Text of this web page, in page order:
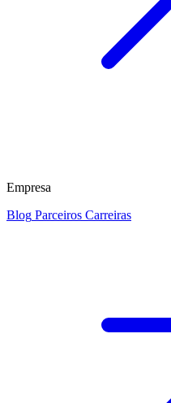
Empresa
Blog Parceiros Carreiras